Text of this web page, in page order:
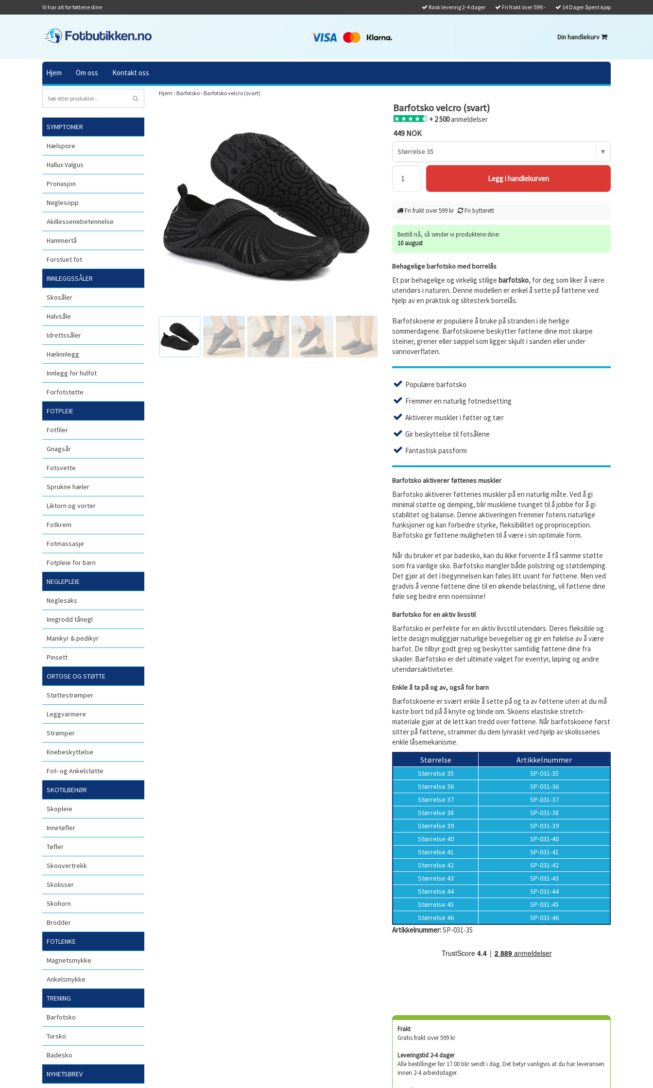
Vi har alt for føttene dine Rask levering 2-4 dager Fri frakt över 599:- 14 Dager åpent kjøp
Din handlekurv
Hjem Om oss Kontakt oss
SYMPTOMER
Hælspore
Hallux Valgus
Pronasjon
Neglesopp
Akillessenebetennelse
Hammertå
Forstuet fot
INNLEGGSSÅLER
Skosåler
Halvsåle
Idrettssåler
Hælinnlegg
Innlegg for hulfot
Forfotstøtte
FOTPLEIE
Fotfiler
Gnagsår
Fotsvette
Sprukne hæler
Liktorn og vorter
Fotkrem
Fotmassasje
Fotpleie for barn
NEGLEPLEIE
Neglesaks
Inngrodd tånegl
Manikyr & pedikyr
Pinsett
ORTOSE OG STØTTE
Støttestrømper
Leggvarmere
Strømper
Knebeskyttelse
Fot- og Ankelstøtte
SKOTILBEHØR
Skopleie
Innetøfler
Tøfler
Skoovertrekk
Skolisser
Skohorn
Brodder
FOTLENKE
Magnetsmykke
Ankelsmykke
TRENING
Barfotsko
Tursko
Badesko
NYHETSBREV
Hjem Barfotsko Barfotsko velcro (svart)
Barfotsko velcro (svart)
+ 2 500anmeldelser
449 NOK
Størrelse 35
Fri frakt over 599 kr Fri bytterett
Bestill nå, så sender vi produktene dine:
10 august
Behagelige barfotsko med borrelås
Et par behagelige og virkelig stilige barfotsko, for deg som liker å være
utendørs i naturen. Denne modellen er enkel å sette på føttene ved
hjelp av en praktisk og slitesterk borrelås.
Barfotskoene er populære å bruke på stranden i de herlige
sommerdagene. Barfotskoene beskytter føttene dine mot skarpe
steiner, grener eller søppel som ligger skjult i sanden eller under
vannoverflaten.
Populære barfotsko
Fremmer en naturlig fotnedsetting
Aktiverer muskler i føtter og tær
Gir beskyttelse til fotsålene
Fantastisk passform
Barfotsko aktiverer føttenes muskler
Barfotsko aktiverer føttenes muskler på en naturlig måte. Ved å gi
minimal støtte og demping, blir musklene tvunget til å jobbe for å gi
stabilitet og balanse. Denne aktiveringen fremmer fotens naturlige
funksjoner og kan forbedre styrke, fleksibilitet og proprioception.
Barfotsko gir føttene muligheten til å være i sin optimale form.
Når du bruker et par badesko, kan du ikke forvente å få samme støtte
som fra vanlige sko. Barfotsko mangler både polstring og støtdemping.
Det gjør at det i begynnelsen kan føles litt uvant for føttene. Men ved
gradvis å venne føttene dine til en økende belastning, vil føttene dine
føle seg bedre enn noensinne!
Barfotsko for en aktiv livsstil
Barfotsko er perfekte for en aktiv livsstil utendørs. Deres fleksible og
lette design muliggjør naturlige bevegelser og gir en følelse av å være
barfot. De tilbyr godt grep og beskytter samtidig føttene dine fra
skader. Barfotsko er det ultimate valget for eventyr, løping og andre
utendørsaktiviteter.
Enkle å ta på og av, også for barn
Barfotskoene er svært enkle å sette på og ta av føttene uten at du må
kaste bort tid på å knyte og binde om. Skoens elastiske stretch-
materiale gjør at de lett kan tredd over føttene. Når barfotskoene først
sitter på føttene, strammer du dem lynraskt ved hjelp av skolissenes
enkle låsemekanisme.
Størrelse Artikkelnummer
Størrelse 35
SP-031-35
Størrelse 36
SP-031-36
Størrelse 37
SP-031-37
Størrelse 38
SP-031-38
Størrelse 39
SP-031-39
Størrelse 40
SP-031-40
Størrelse 41
SP-031-41
Størrelse 42
SP-031-42
Størrelse 43
SP-031-43
Størrelse 44
SP-031-44
Størrelse 45
SP-031-45
Størrelse 46
SP-031-46
Artikkelnummer:SP-031-35
Frakt
Gratis frakt over 599 kr
Leveringstid 2-4 dager
Alle bestillinger før 17.00 blir sendt i dag. Det betyr vanligvis at du har leveransen
innen 2-4 arbeidsdager.